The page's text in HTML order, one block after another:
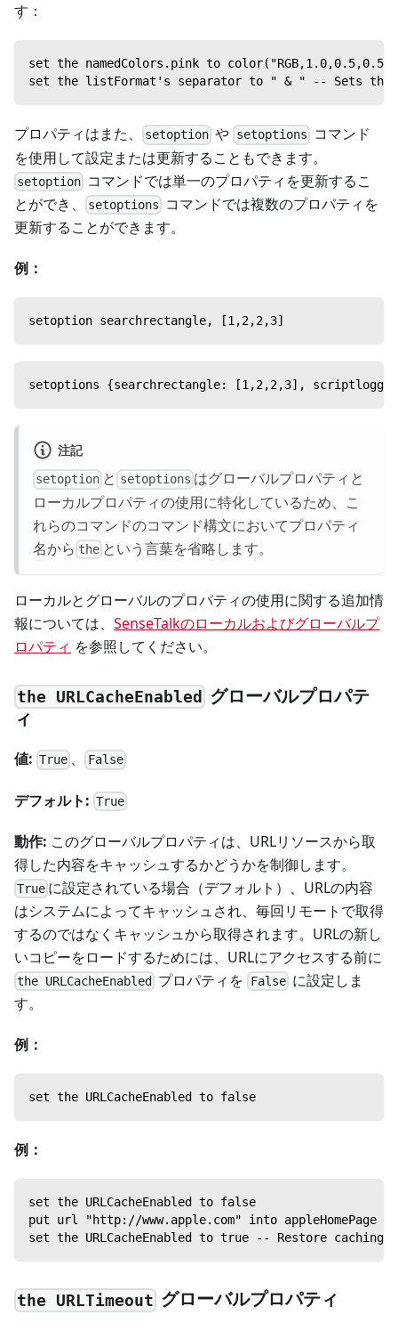
す：
set the namedColors.pink to
set the listFormat's separator to " & " -- Sets the
プロパティはまた、 setoption や setoptions コマンド
を使用して設定または更新することもできます。
setoption コマンドでは単一のプロパティを更新するこ
とができ、
setoptions
コマンドでは複数のプロパティを
更新することができます。
例：
setoption searchrectangle, [1,2,2,3]
setoptions {searchrectangle: [1,2,2,3],
注記
setoption と setoptions はグローバルプロパティと
ローカルプロパティの使用に特化しているため、こ
れらのコマンドのコマンド構文においてプロパティ
名から the という言葉を省略します。
ローカルとグローバルのプロパティの使用に関する追加情
報については、 SenseTalkのローカルおよびグローバルプ
ロパティ を参照してください。
the URLCacheEnabled
グローバルプロパテ
ィ
値: True 、 False
デフォルト: True
動作: このグローバルプロパティは、URLリソースから取
得した内容をキャッシュするかどうかを制御します。
True に設定されている場合（デフォルト）、URLの内容
はシステムによってキャッシュされ、毎回リモートで取得
するのではなくキャッシュから取得されます。URLの新し
いコピーをロードするためには、URLにアクセスする前に
the URLCacheEnabled プロパティを Falseに設定しま
す。
例：
set the URLCacheEnabled to false
例：
set the URLCacheEnabled to false
put url "http://www.apple.com" into appleHomePage
set the URLCacheEnabled to true -- Restore caching
the URLTimeout グローバルプロパティ